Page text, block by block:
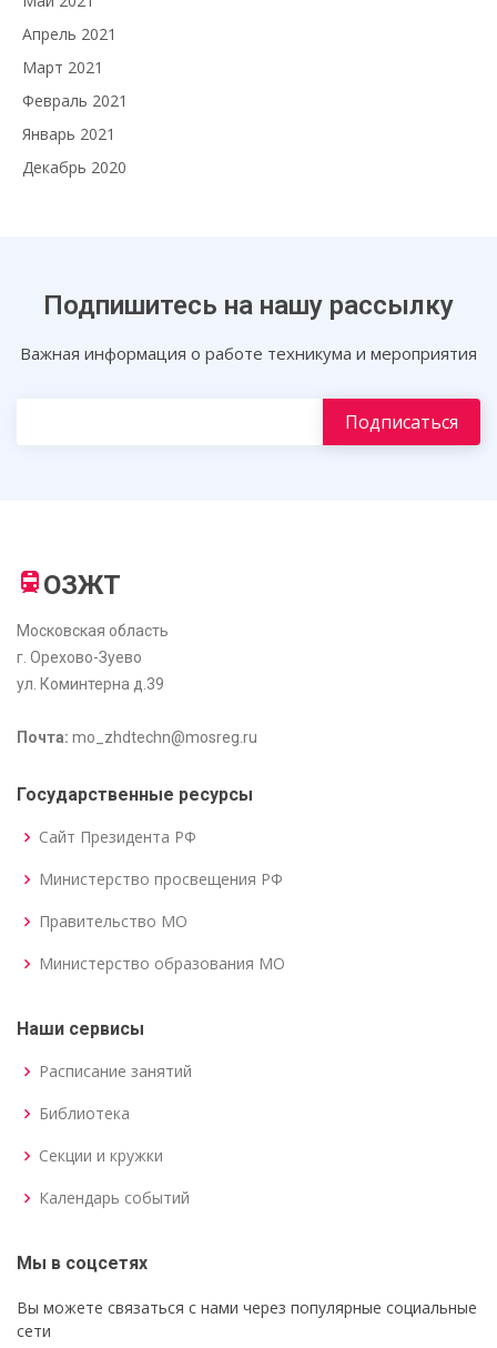
Апрель 2021
Март 2021
Февраль 2021
Январь 2021
Декабрь 2020
Подпишитесь на нашу рассылку
Важная информация о работе техникума и мероприятия
ОЗЖТ
Московская область
г. Орехово-Зуево
ул. Коминтерна д.39
Почта: mo_zhdtechn@mosreg.ru
Государственные ресурсы
Сайт Президента РФ
Министерство просвещения РФ
Правительство МО
Министерство образования МО
Наши сервисы
Расписание занятий
Библиотека
Секции и кружки
Календарь событий
Мы в соцсетях
Вы можете связаться с нами через популярные социальные
сети